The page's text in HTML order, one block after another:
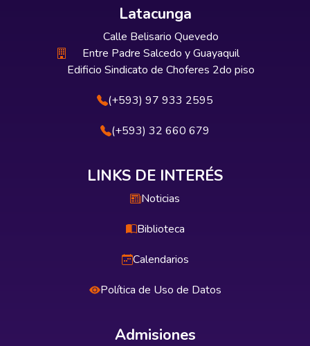
Latacunga
Calle Belisario Quevedo
Entre Padre Salcedo y Guayaquil
Edificio Sindicato de Choferes 2do piso
(+593) 97 933 2595
(+593) 32 660 679
LINKS DE INTERÉS
Noticias
Biblioteca
Calendarios
Política de Uso de Datos
Admisiones